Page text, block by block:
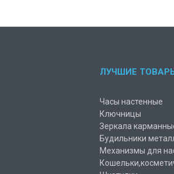
ЛУЧШИЕ
Часы настенные
Ключницы
Зеркала
Будильники
Механизмы для